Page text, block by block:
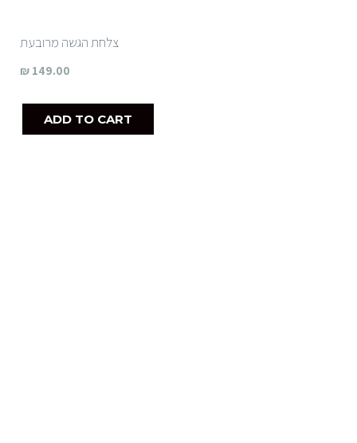
צלחת הגשה מרובעת
₪ 149.00
ADD TO CART